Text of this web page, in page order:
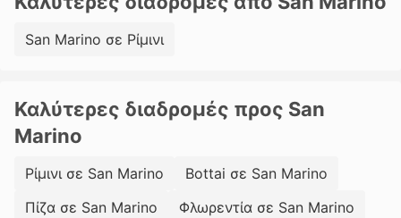
San Marino σε Ρίμινι
Καλύτερες διαδρομές προς San
Marino
Ρίμινι σε San Marino
Bottai σε San Marino
Πίζα σε San Marino
Φλωρεντία σε San Marino